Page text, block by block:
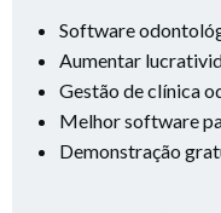
Software
Aumentar
Gestão de clínica
Melhor software
Demonstração